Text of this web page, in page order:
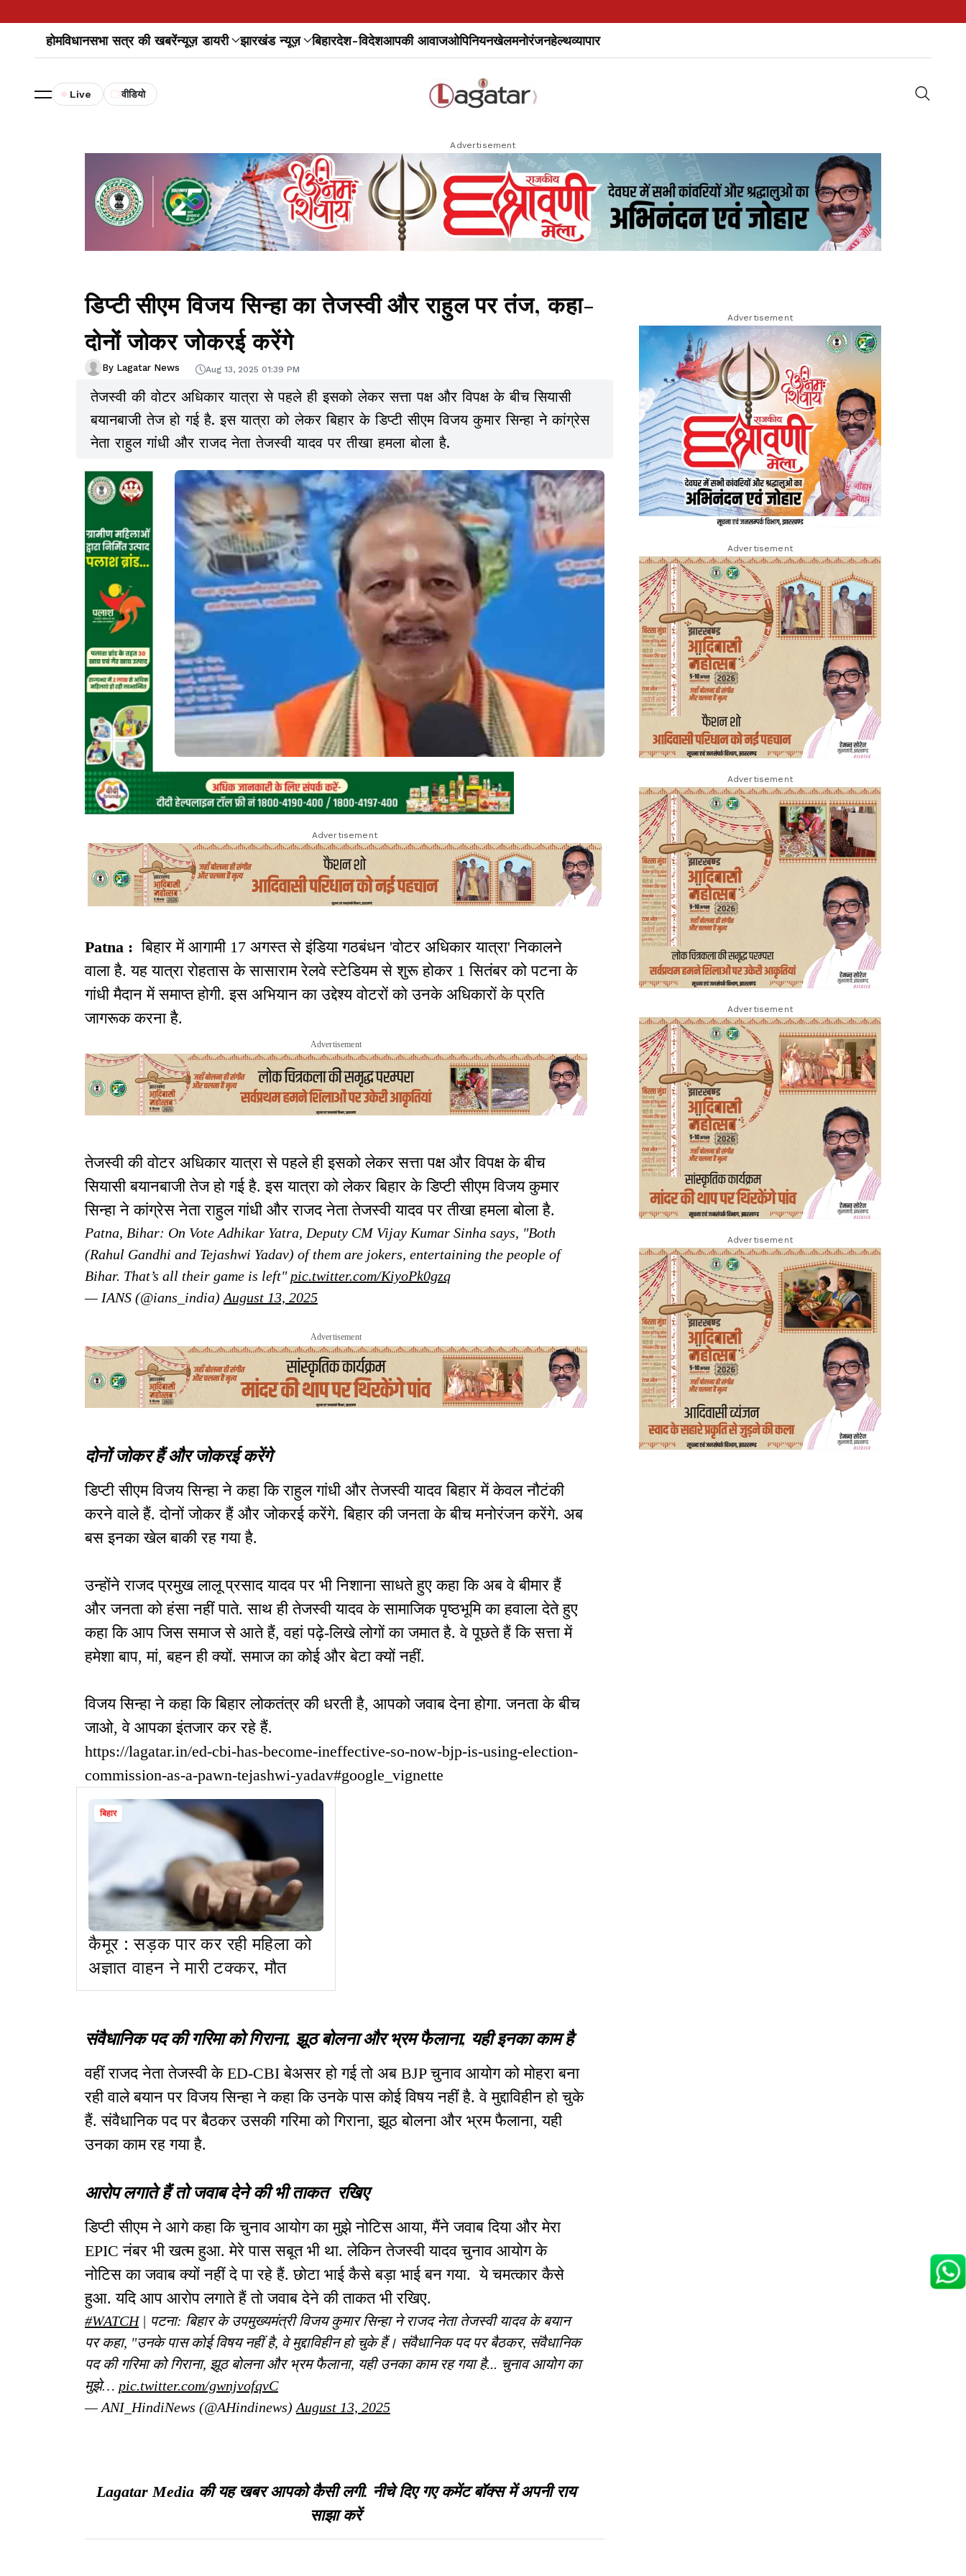
होमविधानसभा सत्र की खबरेंन्यूज़ डायरी झारखंड न्यूज़ बिहारदेश-विदेशआपकी आवाजओपिनियनखेलमनोरंजनहेल्थव्यापार
Live वीडियो
Advertisement
डिप्टी सीएम विजय सिन्हा का तेजस्वी और राहुल पर तंज, कहा-
दोनों जोकर जोकरई करेंगे
By Lagatar News Aug 13, 2025 01:39 PM
तेजस्वी की वोटर अधिकार यात्रा से पहले ही इसको लेकर सत्ता पक्ष और विपक्ष के बीच सियासी
बयानबाजी तेज हो गई है. इस यात्रा को लेकर बिहार के डिप्टी सीएम विजय कुमार सिन्हा ने कांग्रेस
नेता राहुल गांधी और राजद नेता तेजस्वी यादव पर तीखा हमला बोला है.
Advertisement
Patna : बिहार में आगामी 17 अगस्त से इंडिया गठबंधन 'वोटर अधिकार यात्रा' निकालने
वाला है. यह यात्रा रोहतास के सासाराम रेलवे स्टेडियम से शुरू होकर 1 सितंबर को पटना के
गांधी मैदान में समाप्त होगी. इस अभियान का उद्देश्य वोटरों को उनके अधिकारों के प्रति
जागरूक करना है.
Advertisement
तेजस्वी की वोटर अधिकार यात्रा से पहले ही इसको लेकर सत्ता पक्ष और विपक्ष के बीच
सियासी बयानबाजी तेज हो गई है. इस यात्रा को लेकर बिहार के डिप्टी सीएम विजय कुमार
सिन्हा ने कांग्रेस नेता राहुल गांधी और राजद नेता तेजस्वी यादव पर तीखा हमला बोला है.
Patna, Bihar: On Vote Adhikar Yatra, Deputy CM Vijay Kumar Sinha says, "Both
(Rahul Gandhi and Tejashwi Yadav) of them are jokers, entertaining the people of
Bihar. That’s all their game is left" pic.twitter.com/KiyoPk0gzq
— IANS (@ians_india) August 13, 2025
Advertisement
दोनों जोकर हैं और जोकरई करेंगे
डिप्टी सीएम विजय सिन्हा ने कहा कि राहुल गांधी और तेजस्वी यादव बिहार में केवल नौटंकी
करने वाले हैं. दोनों जोकर हैं और जोकरई करेंगे. बिहार की जनता के बीच मनोरंजन करेंगे. अब
बस इनका खेल बाकी रह गया है.
उन्होंने राजद प्रमुख लालू प्रसाद यादव पर भी निशाना साधते हुए कहा कि अब वे बीमार हैं
और जनता को हंसा नहीं पाते. साथ ही तेजस्वी यादव के सामाजिक पृष्ठभूमि का हवाला देते हुए
कहा कि आप जिस समाज से आते हैं, वहां पढ़े-लिखे लोगों का जमात है. वे पूछते हैं कि सत्ता में
हमेशा बाप, मां, बहन ही क्यों. समाज का कोई और बेटा क्यों नहीं.
विजय सिन्हा ने कहा कि बिहार लोकतंत्र की धरती है, आपको जवाब देना होगा. जनता के बीच
जाओ, वे आपका इंतजार कर रहे हैं.
https://lagatar.in/ed-cbi-has-become-ineffective-so-now-bjp-is-using-election-
commission-as-a-pawn-tejashwi-yadav#google_vignette
बिहार
कैमूर : सड़क पार कर रही महिला को
अज्ञात वाहन ने मारी टक्कर, मौत
संवैधानिक पद की गरिमा को गिराना, झूठ बोलना और भ्रम फैलाना, यही इनका काम है
वहीं राजद नेता तेजस्वी के ED-CBI बेअसर हो गई तो अब BJP चुनाव आयोग को मोहरा बना
रही वाले बयान पर विजय सिन्हा ने कहा कि उनके पास कोई विषय नहीं है. वे मुद्दाविहीन हो चुके
हैं. संवैधानिक पद पर बैठकर उसकी गरिमा को गिराना, झूठ बोलना और भ्रम फैलाना, यही
उनका काम रह गया है.
आरोप लगाते हैं तो जवाब देने की भी ताकत रखिए
डिप्टी सीएम ने आगे कहा कि चुनाव आयोग का मुझे नोटिस आया, मैंने जवाब दिया और मेरा
EPIC नंबर भी खत्म हुआ. मेरे पास सबूत भी था. लेकिन तेजस्वी यादव चुनाव आयोग के
नोटिस का जवाब क्यों नहीं दे पा रहे हैं. छोटा भाई कैसे बड़ा भाई बन गया. ये चमत्कार कैसे
हुआ. यदि आप आरोप लगाते हैं तो जवाब देने की ताकत भी रखिए.
#WATCH| पटना: बिहार के उपमुख्यमंत्री विजय कुमार सिन्हा ने राजद नेता तेजस्वी यादव के बयान
पर कहा, "उनके पास कोई विषय नहीं है, वे मुद्दाविहीन हो चुके हैं। संवैधानिक पद पर बैठकर, संवैधानिक
पद की गरिमा को गिराना, झूठ बोलना और भ्रम फैलाना, यही उनका काम रह गया है... चुनाव आयोग का
मुझे… pic.twitter.com/gwnjvofqvC
— ANI_HindiNews (@AHindinews)August 13, 2025
Lagatar Media की यह खबर आपको कैसी लगी. नीचे दिए गए कमेंट बॉक्स में अपनी राय
साझा करें
Advertisement
Advertisement
Advertisement
Advertisement
Advertisement